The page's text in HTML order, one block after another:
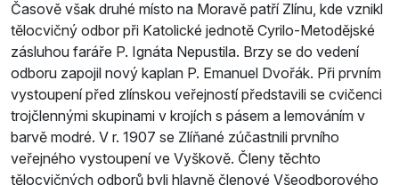
Časově však druhé místo na Moravě patří Zlínu, kde vznikl
tělocvičný odbor při Katolické jednotě Cyrilo-Metodějské
zásluhou faráře P. Ignáta Nepustila. Brzy se do vedení
odboru zapojil nový kaplan P. Emanuel Dvořák. Při prvním
vystoupení před zlínskou veřejností představili se cvičenci
trojčlennými skupinami v krojích s pásem a lemováním v
barvě modré. V r. 1907 se Zlíňané zúčastnili prvního
veřejného vystoupení ve Vyškově. Členy těchto
tělocvičných odborů byli hlavně členové Všeodborového